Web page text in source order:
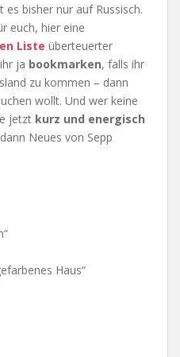
bisher nur auf Russisch.
euch, hier eine
Liste überteuerter
ja bookmarken, falls ihr
zu kommen – dann
wollt. Und wer keine
jetzt kurz und energisch
Neues von Sepp
Haus“